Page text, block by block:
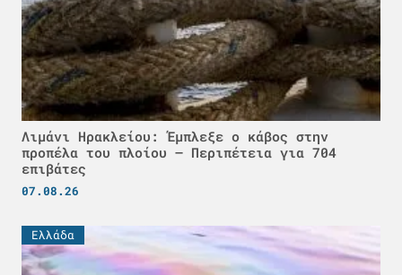
Λιμάνι Ηρακλείου: Έμπλεξε ο κάβος στην
προπέλα του πλοίου – Περιπέτεια για 704
επιβάτες
07.08.26
Ελλάδα